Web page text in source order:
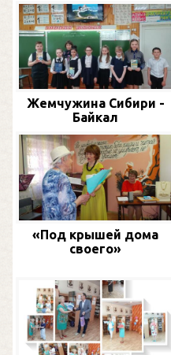
Жемчужина Сибири -
Байкал
«Под крышей дома
своего»